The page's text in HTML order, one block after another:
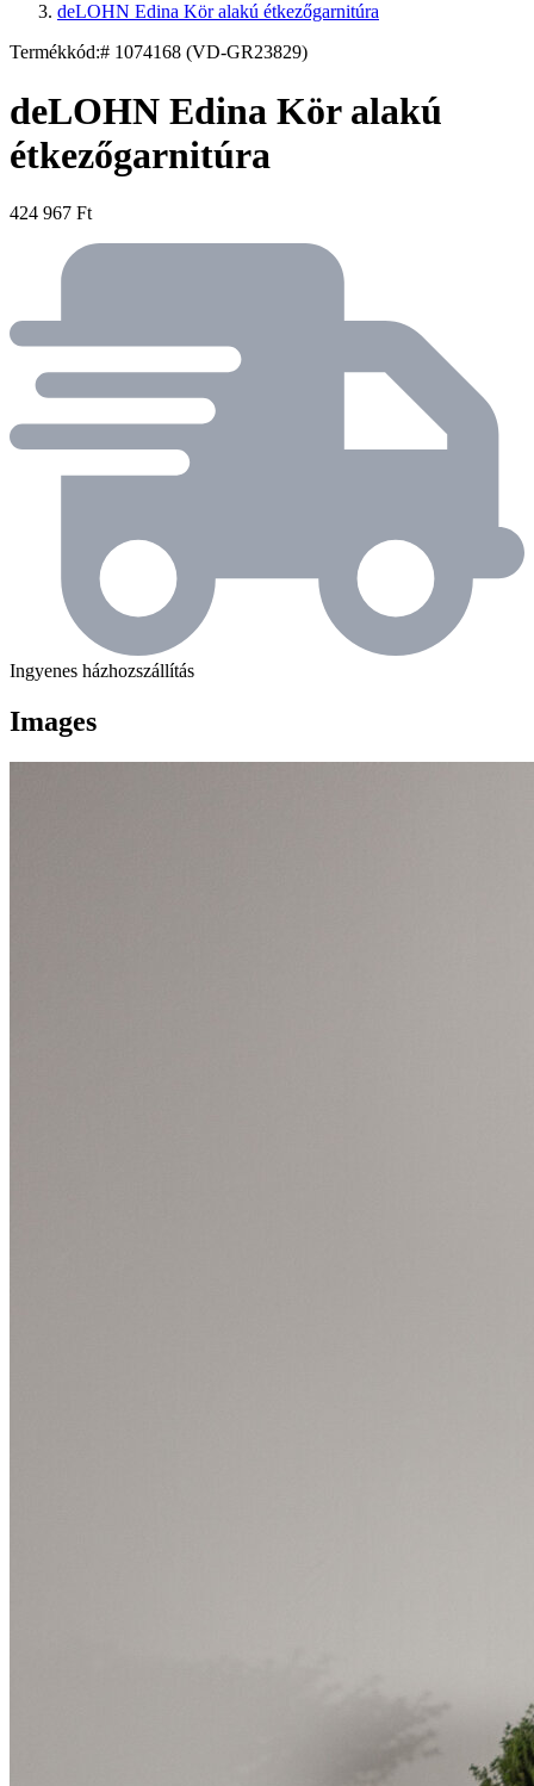
deLOHN Edina Kör alakú étkezőgarnitúra
Termékkód:# 1074168 (VD-GR23829)
deLOHN Edina Kör alakú
étkezőgarnitúra
424 967 Ft
Ingyenes házhozszállítás
Images